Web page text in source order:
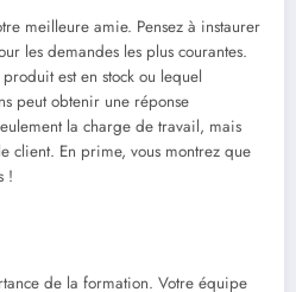
meilleure amie. Pensez à instaurer
les demandes les plus courantes.
est en stock ou lequel
peut obtenir une réponse
la charge de travail, mais
client. En prime, vous montrez que
!
de la formation. Votre équipe